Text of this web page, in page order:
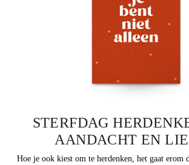
STERFDAG
AANDACHT EN
Hoe je ook kiest om te herdenken, het gaat erom